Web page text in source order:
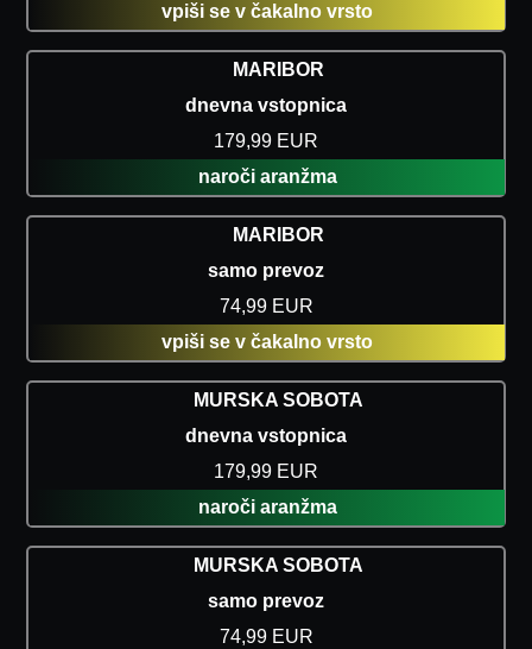
vpiši se v čakalno vrsto
MARIBOR
dnevna vstopnica
179,99 EUR
naroči aranžma
MARIBOR
samo prevoz
74,99 EUR
vpiši se v čakalno vrsto
MURSKA SOBOTA
dnevna vstopnica
179,99 EUR
naroči aranžma
MURSKA SOBOTA
samo prevoz
74,99 EUR